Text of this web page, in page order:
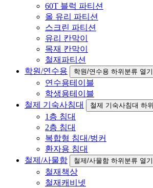
60T 블럭 파티션
올 유리 파티션
스크린 파티션
유리 칸막이
목재 칸막이
철재파티션
학원/연수용
학원/연수용 하위분류 열기
연수용테이블
학생용테이블
철제 기숙사침대
철제 기숙사침대 하
1층 침대
2층 침대
복합형 침대/벙커
환자용 침대
철제/사물함
철제/사물함 하위분류 열기
철재책상
철재캐비넷